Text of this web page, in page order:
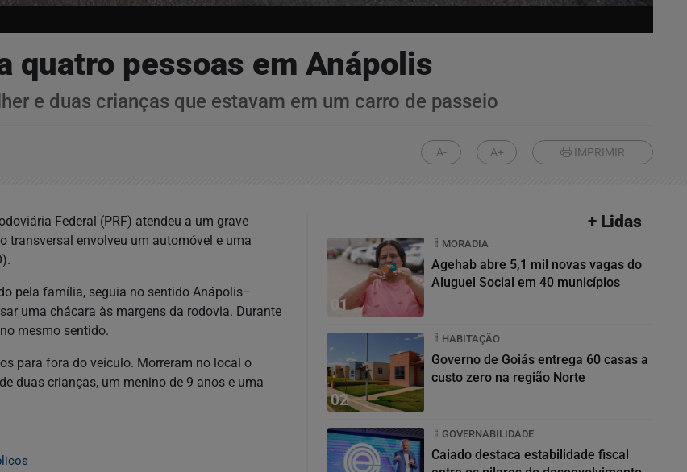
quatro pessoas em Anápolis
e duas crianças que estavam em um carro de passeio
A- A+ IMPRIMIR
Federal (PRF) atendeu a um grave
transversal envolveu um automóvel e uma
pela família, seguia no sentido Anápolis–
uma chácara às margens da rodovia. Durante
mesmo sentido.
para fora do veículo. Morreram no local o
duas crianças, um menino de 9 anos e uma
+ Lidas
01
MORADIA
Agehab abre 5,1 mil novas vagas do
Aluguel Social em 40 municípios
02
HABITAÇÃO
Governo de Goiás entrega 60 casas a
custo zero na região Norte
GOVERNABILIDADE
Caiado destaca estabilidade fiscal